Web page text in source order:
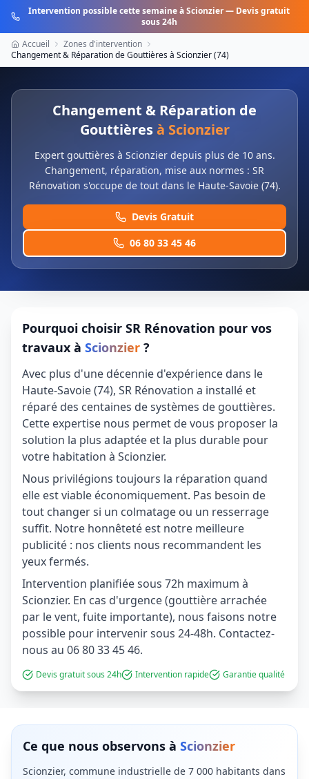
Intervention possible cette semaine àScionzier— Devis gratuit
sous 24h
Accueil
Zones d'intervention
Changement & Réparation de Gouttièresà Scionzier(74)
Changement & Réparation de
Gouttières à Scionzier
Expert gouttières à Scionzier depuis plus de 10 ans.
Changement, réparation, mise aux normes : SR
Rénovation s'occupe de tout dans le Haute-Savoie (74).
Devis Gratuit
06 80 33 45 46
Pourquoi choisir SR Rénovation pour vos
travaux à Scionzier ?
Avec plus d'une décennie d'expérience dans le
Haute-Savoie (74), SR Rénovation a installé et
réparé des centaines de systèmes de gouttières.
Cette expertise nous permet de vous proposer la
solution la plus adaptée et la plus durable pour
votre habitation à Scionzier.
Nous privilégions toujours la réparation quand
elle est viable économiquement. Pas besoin de
tout changer si un colmatage ou un resserrage
suffit. Notre honnêteté est notre meilleure
publicité : nos clients nous recommandent les
yeux fermés.
Intervention planifiée sous 72h maximum à
Scionzier. En cas d'urgence (gouttière arrachée
par le vent, fuite importante), nous faisons notre
possible pour intervenir sous 24-48h. Contactez-
nous au 06 80 33 45 46.
Devis gratuit sous 24h Intervention rapide Garantie qualité
Ce que nous observons à Scionzier
Scionzier, commune industrielle de 7 000 habitants dans